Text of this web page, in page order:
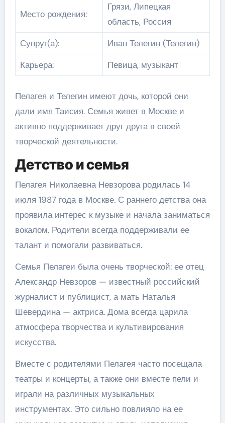
Место рождения:
Грязи, Липецкая
область, Россия
Супруг(а):
Иван Телегин (Телегин)
Карьера:
Певица, музыкант
Пелагея и Телегин имеют дочь, которой они
дали имя Таисия. Семья живет в Москве и
активно поддерживает друг друга в своей
творческой деятельности.
Детство и семья
Пелагея Николаевна Невзорова родилась 14
июля 1987 года в Москве. С раннего детства она
проявила интерес к музыке и начала заниматься
вокалом. Родители всегда поддерживали ее
талант и помогали развиваться.
Семья Пелагеи была очень творческой: ее отец
Александр Невзоров — известный российский
журналист и публицист, а мать Наталья
Шевердина — актриса. Дома всегда царила
атмосфера творчества и культивирования
искусства.
Вместе с родителями Пелагея часто посещала
театры и концерты, а также они вместе пели и
играли на различных музыкальных
инструментах. Это сильно повлияло на ее